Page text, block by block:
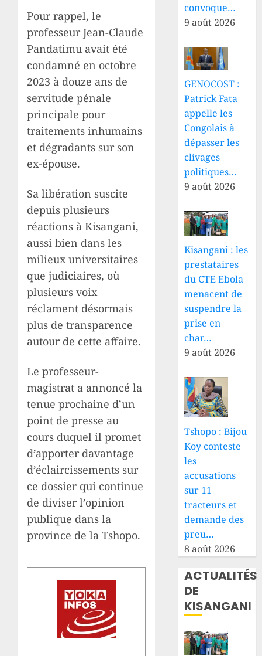
Pour rappel, le
professeur Jean-Claude
Pandatimu avait été
condamné en octobre
2023 à douze ans de
servitude pénale
principale pour
traitements inhumains
et dégradants sur son
ex-épouse.
Sa libération suscite
depuis plusieurs
réactions à Kisangani,
aussi bien dans les
milieux universitaires
que judiciaires, où
plusieurs voix
réclament désormais
plus de transparence
autour de cette affaire.
Le professeur-
magistrat a annoncé la
tenue prochaine d’un
point de presse au
cours duquel il promet
d’apporter davantage
d’éclaircissements sur
ce dossier qui continue
de diviser l’opinion
publique dans la
province de la Tshopo.
convoque…
9 août 2026
GENOCOST :
Patrick Fata
appelle les
Congolais à
dépasser les
clivages
politiques…
9 août 2026
Kisangani : les
prestataires
du CTE Ebola
menacent de
suspendre la
prise en
char…
9 août 2026
Tshopo : Bijou
Koy conteste
les
accusations
sur 11
tracteurs et
demande des
preu…
8 août 2026
ACTUALITÉS
DE
KISANGANI